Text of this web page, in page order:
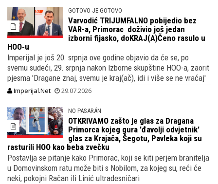
GOTOVO JE GOTOVO
Varvodić TRIJUMFALNO pobijedio bez
VAR-a, Primorac doživio još jedan
izborni fijasko, doKRAJ(A)Čeno rasulo u
HOO-u
Imperijal je još 20. srpnja ove godine objavio da će se, po
svemu sudeći, 29. srpnja nakon Izborne skupštine HOO-a, zaorit
pjesma 'Dragane znaj, svemu je kraj(ač), idi i više se ne vraćaj'
Imperijal.Net 29.07.2026
NO PASARÁN
OTKRIVAMO zašto je glas za Dragana
Primorca kojeg gura 'đavolji odvjetnik'
glas za Krajača, Šegotu, Pavleka koji su
rasturili HOO kao beba zvečku
Postavlja se pitanje kako Primorac, koji se kiti perjem branitelja
u Domovinskom ratu može biti s Nobilom, za kojeg su, reći će
neki, pokojni Račan ili Linić ultradesničari